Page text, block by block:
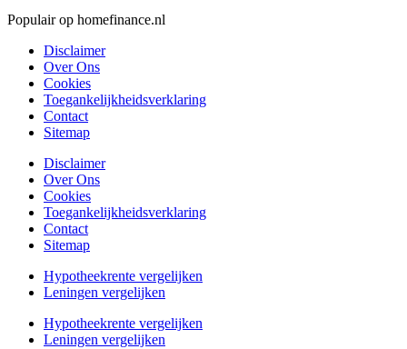
Populair op homefinance.nl
Disclaimer
Over Ons
Cookies
Toegankelijkheidsverklaring
Contact
Sitemap
Disclaimer
Over Ons
Cookies
Toegankelijkheidsverklaring
Contact
Sitemap
Hypotheekrente vergelijken
Leningen vergelijken
Hypotheekrente vergelijken
Leningen vergelijken